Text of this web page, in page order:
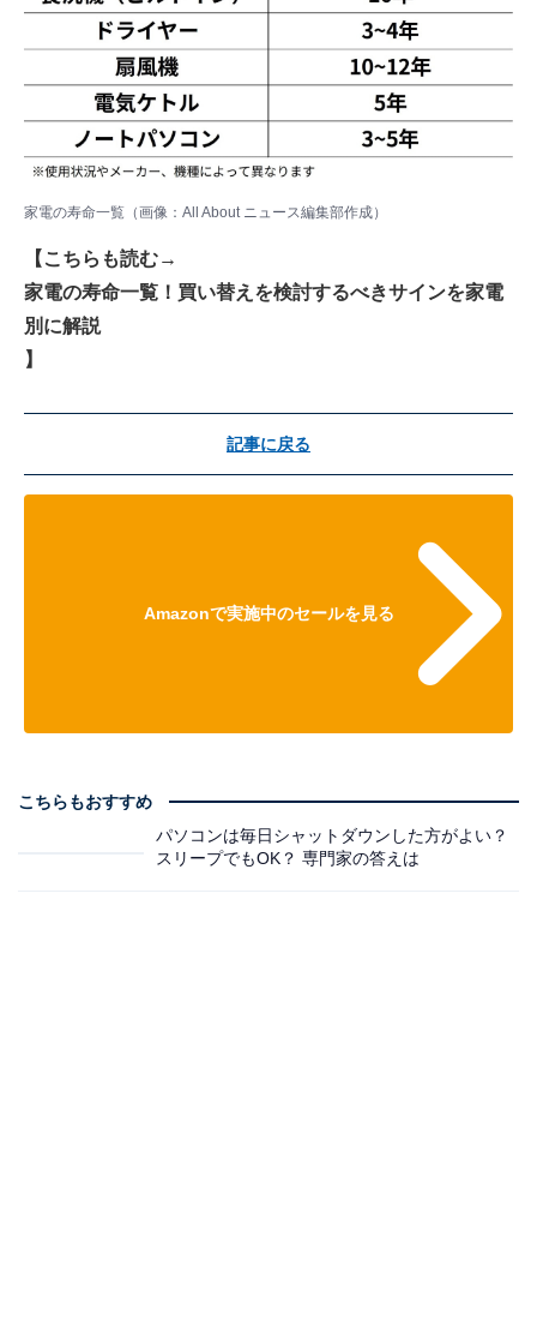
家電の寿命一覧（画像：All About ニュース編集部作成）
【こちらも読む→
家電の寿命一覧！買い替えを検討するべきサインを家電
別に解説
】
記事に戻る
Amazonで実施中のセールを見る
こちらもおすすめ
パソコンは毎日シャットダウンした方がよい？
スリープでもOK？ 専門家の答えは